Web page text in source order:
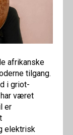
afrikanske
tilgang.
i griot-
været
er
elektrisk